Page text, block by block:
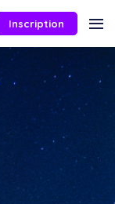
Inscription